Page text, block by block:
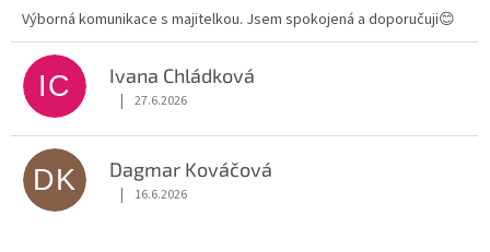
Výborná komunikace s majitelkou. Jsem spokojená a doporučuji😊
IC Ivana Chládková
Hodnocení obchodu je 5 z 5 hvězdiček.
| 27.6.2026
DK Dagmar Kováčová
Hodnocení obchodu je 5 z 5 hvězdiček.
| 16.6.2026